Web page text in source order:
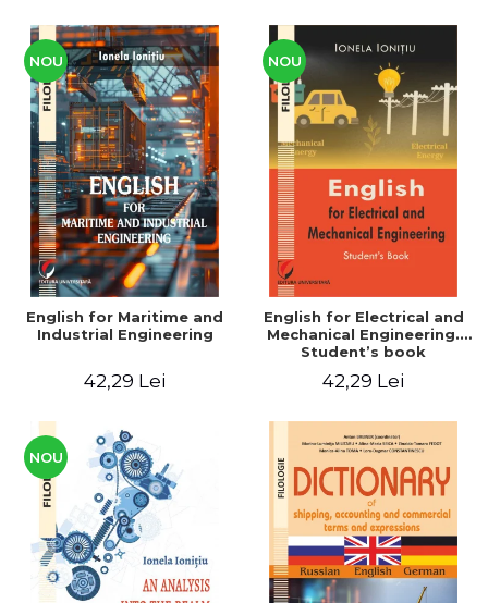
roumain et en français
pour les citoyens
étrangers
NOU
English for Maritime and
Industrial Engineering
42,29 Lei
NOU
English for Electrical and
Mechanical Engineering.
Student’s book
42,29 Lei
NOU